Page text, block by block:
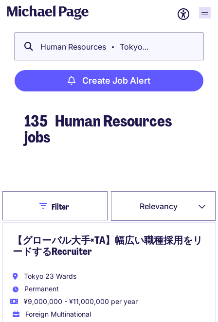
Human Resources Tokyo...
Create Job Alert
135 Human Resources
jobs
Relevancy
CloseFilter
【グローバル大手×TA】幅広い職種採用をリ
ードするRecruiter
Tokyo 23 Wards
Permanent
¥9,000,000 - ¥11,000,000 per year
Foreign Multinational